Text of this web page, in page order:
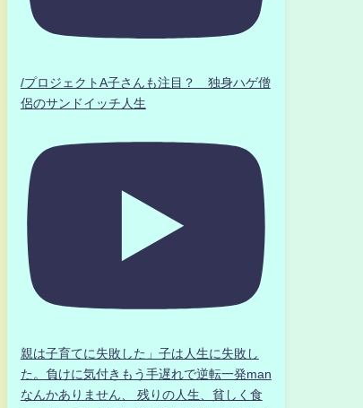
/プロジェクトA子さんも注目？ 独身ハゲ僧
侶のサンドイッチ人生
親は子育てに失敗した」子は人生に失敗し
た。負けに気付きもう手遅れで逆転一発man
なんかありません、 残りの人生、貧しく食